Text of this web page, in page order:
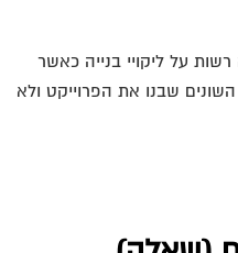
על ליקויי בנייה כאשר
שבנו את הפרוייקט ולא